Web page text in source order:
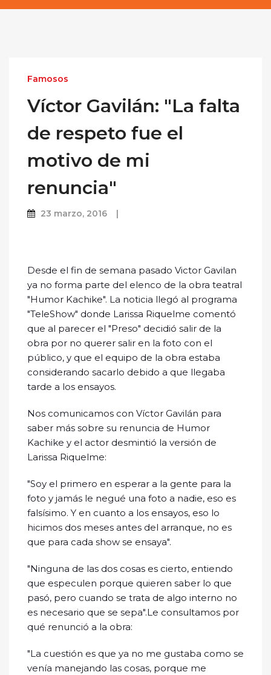
Famosos
Víctor Gavilán: "La falta
de respeto fue el
motivo de mi
renuncia"
23 marzo, 2016
Desde el fin de semana pasado Victor Gavilan
ya no forma parte del elenco de la obra teatral
"Humor Kachike". La noticia llegó al programa
"TeleShow" donde Larissa Riquelme comentó
que al parecer el "Preso" decidió salir de la
obra por no querer salir en la foto con el
público, y que el equipo de la obra estaba
considerando sacarlo debido a que llegaba
tarde a los ensayos.
Nos comunicamos con Víctor Gavilán para
saber más sobre su renuncia de Humor
Kachike y el actor desmintió la versión de
Larissa Riquelme:
"Soy el primero en esperar a la gente para la
foto y jamás le negué una foto a nadie, eso es
falsísimo. Y en cuanto a los ensayos, eso lo
hicimos dos meses antes del arranque, no es
que para cada show se ensaya".
"Ninguna de las dos cosas es cierto, entiendo
que especulen porque quieren saber lo que
pasó, pero cuando se trata de algo interno no
es necesario que se sepa".Le consultamos por
qué renunció a la obra:
"La cuestión es que ya no me gustaba como se
venía manejando las cosas, porque me